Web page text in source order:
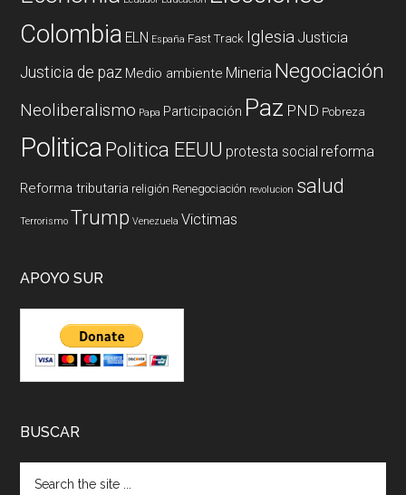
Colombia ELN España Fast Track Iglesia Justicia
Justicia de paz Medio ambiente Mineria Negociación
Neoliberalismo Papa Participación Paz PND Pobreza
PoliticaPolitica EEUU protesta social reforma
Reforma tributaria religión Renegociación revolucion salud
Terrorismo Trump Venezuela Victimas
APOYO SUR
BUSCAR